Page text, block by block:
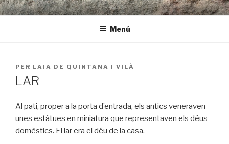
Vés
al
LAR | arquitectura i rehabilitació
Menú
PUBLICAT
A
PER LAIA DE QUINTANA I VILÀ
LAR
Al pati, proper a la porta d’entrada, els antics veneraven
unes estàtues en miniatura que representaven els déus
domèstics. El lar era el déu de la casa.